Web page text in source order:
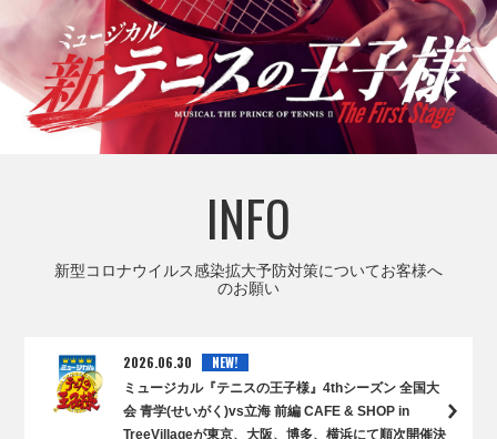
INFO
新型コロナウイルス感染拡大予防対策についてお客様へ
のお願い
2026.06.30 NEW!
ミュージカル『テニスの王子様』4thシーズン 全国大
会 青学(せいがく)vs立海 前編 CAFE & SHOP in
TreeVillageが東京、大阪、博多、横浜にて順次開催決